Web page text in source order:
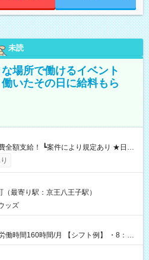
未読
場所で働けるイベント
いたその日に給料もら
┗働いたその日に現金GET♪ お仕事後はコ
き落とせます！ 【試用期間】試
最寄り駅：京王八王子駅）
ッズ
間/月 【シフト例】 ・8：00